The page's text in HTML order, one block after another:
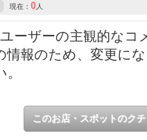
現在： 0人
ーザーの主観的なコ
情報のため、変更に
このお店・スポットのク